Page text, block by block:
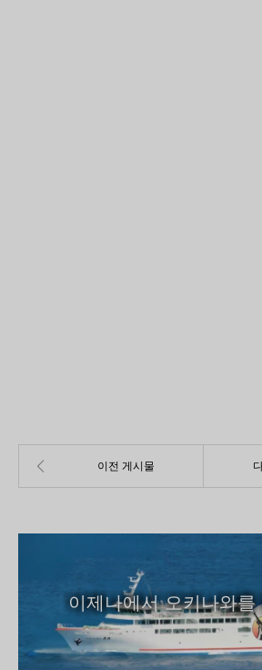
이제나에서 오키나와를